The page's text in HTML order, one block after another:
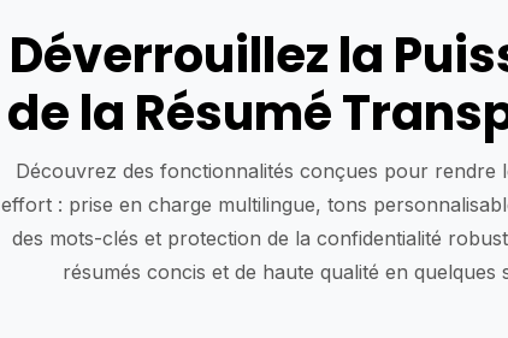
Déverrouillez la
de la Résumé
Découvrez des fonctionnalités conçues pour rendre
effort : prise en charge multilingue, tons
des mots-clés et protection de la confidentialité
résumés concis et de haute qualité en quelques